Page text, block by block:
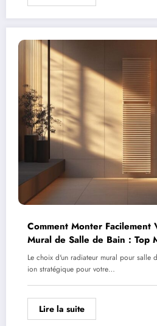
Comment Monter Facilement
Mural de Salle de Bain : Top
Le choix d'un radiateur mural pour salle
ion stratégique pour votre…
Lire la suite